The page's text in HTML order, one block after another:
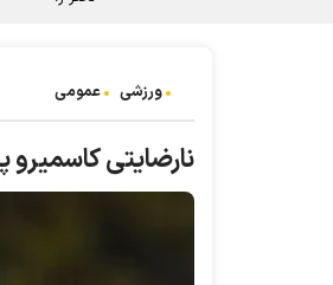
ورزشی عمومی
نارضایتی